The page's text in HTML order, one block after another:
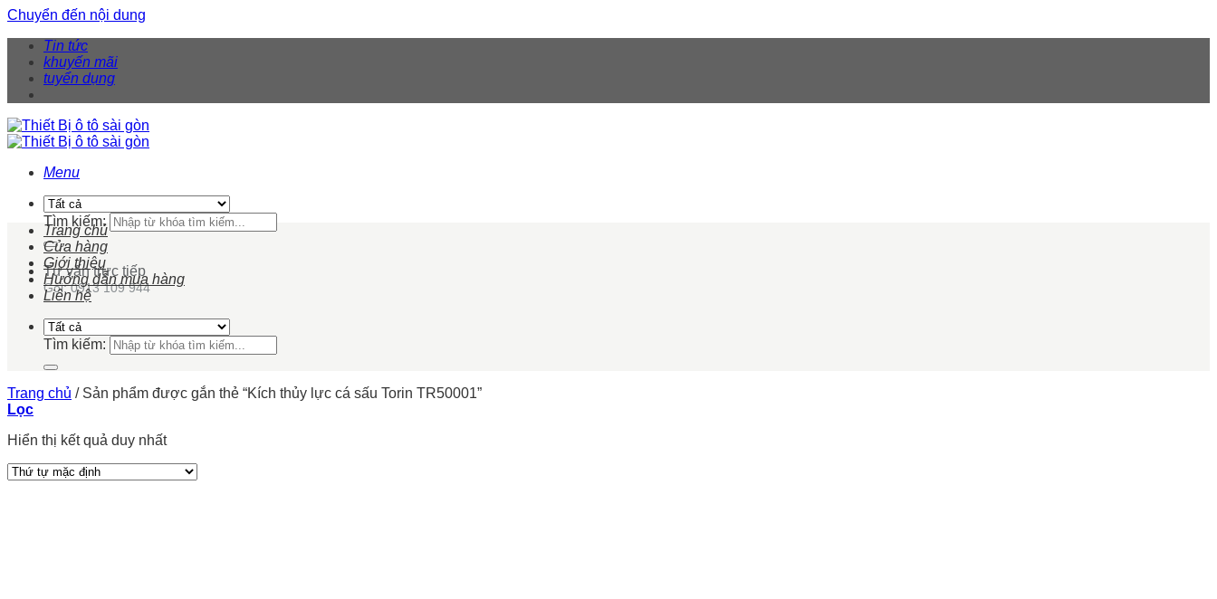
Chuyển đến nội dung
Tin tức
khuyến mãi
tuyển dụng
Menu
Tìm kiếm:
Tư vấn trực tiếp
Gọi: 0913 109 944
Trang chủ
Cửa hàng
Giới thiệu
Hướng dẫn mua hàng
Liên hệ
Tìm kiếm:
Trang chủ /Sản phẩm được gắn thẻ “Kích thủy lực cá sấu Torin TR50001”
Lọc
Hiển thị kết quả duy nhất